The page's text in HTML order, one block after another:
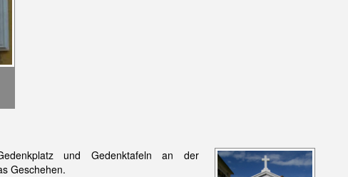
und Gedenktafeln an der
Geschehen.